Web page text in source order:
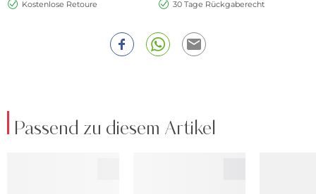
Kostenlose Retoure
30 Tage Rückgaberecht
Passend zu diesem Artikel